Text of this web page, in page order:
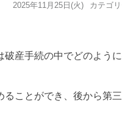
2025年11月25日(火) カテゴリ
産手続の中でどのよう
ことができ、後から第